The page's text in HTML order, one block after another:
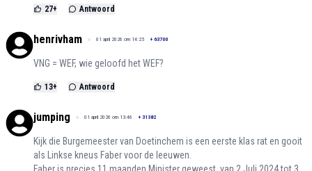
27+ Antwoord
henrivham 01 april 2026 om 14:25 + 63700
VNG = WEF, wie geloofd het WEF?
13+ Antwoord
jumping 01 april 2026 om 13:46 + 31382
Kijk die Burgemeester van Doetinchem is een eerste klas rat en gooit
als Linkse kneus Faber voor de leeuwen.